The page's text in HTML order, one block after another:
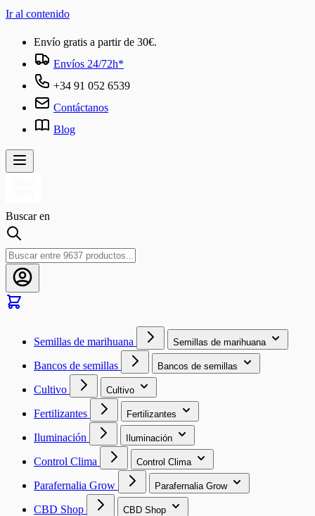
Ir al contenido
Envío gratis a partir de 30€.
Envíos 24/72h*
+34 91 052 6539
Contáctanos
Blog
Buscar en
Semillas de marihuana Semillas de marihuana
Bancos de semillas Bancos de semillas
Cultivo Cultivo
Fertilizantes Fertilizantes
Iluminación Iluminación
Control Clima Control Clima
Parafernalia Grow Parafernalia Grow
CBD Shop CBD Shop